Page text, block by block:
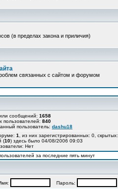
(в пределах закона и приличия)
связанных с сайтом и форумом
сообщений: 1658
пользователей: 840
пользователь: dashu18
1
, из них зарегистрированных: 0,
(10) здесь было 04/08/2006 09:03
Нет
за последние пять минут
Пароль: